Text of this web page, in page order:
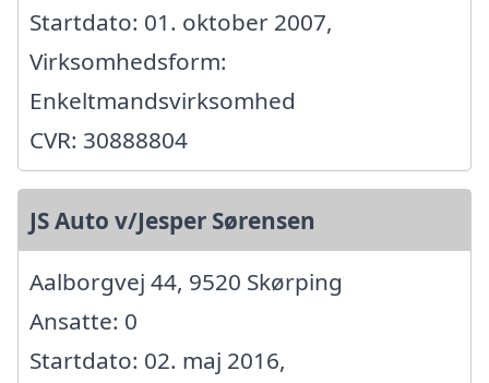
Startdato: 01. oktober 2007,
Virksomhedsform:
Enkeltmandsvirksomhed
CVR: 30888804
JS Auto v/Jesper Sørensen
Aalborgvej 44, 9520 Skørping
Ansatte: 0
Startdato: 02. maj 2016,